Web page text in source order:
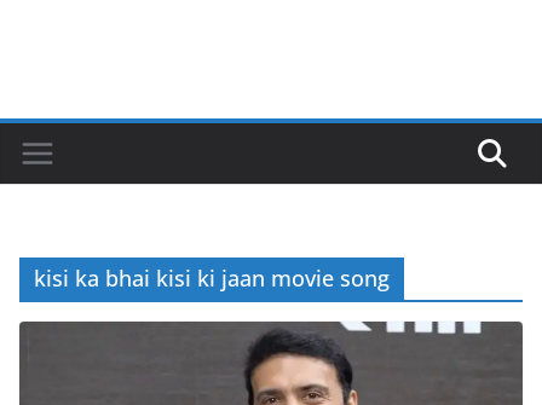
kisi ka bhai kisi ki jaan movie song